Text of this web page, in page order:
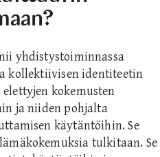
yhdistystoiminnassa
kollektiivisen identiteetin
kokemusten
ja niiden pohjalta
käytäntöihin. Se
tulkitaan. Se